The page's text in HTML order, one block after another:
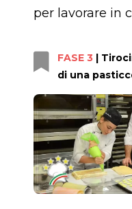
per lavorare in
FASE 3 |
di una